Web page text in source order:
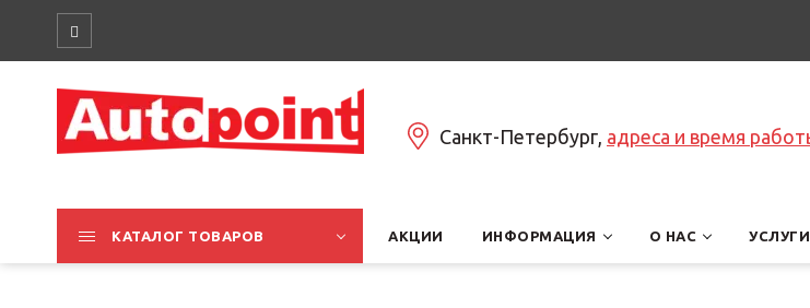
Санкт-Петербург, адреса и время
КАТАЛОГ ТОВАРОВ АКЦИИ ИНФОРМАЦИЯ О НАС УСЛУГИ